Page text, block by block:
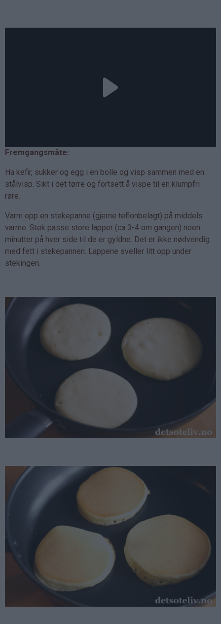
Fremgangsmåte:
Ha kefir, sukker og egg i en bolle og visp sammen med en
stålvisp. Sikt i det tørre og fortsett å vispe til en klumpfri
røre.
Varm opp en stekepanne (gjerne teflonbelagt) på middels
varme. Stek passe store lapper (ca 3-4 om gangen) noen
minutter på hver side til de er gyldne. Det er ikke nødvendig
med fett i stekepannen. Lappene sveller litt opp under
stekingen.